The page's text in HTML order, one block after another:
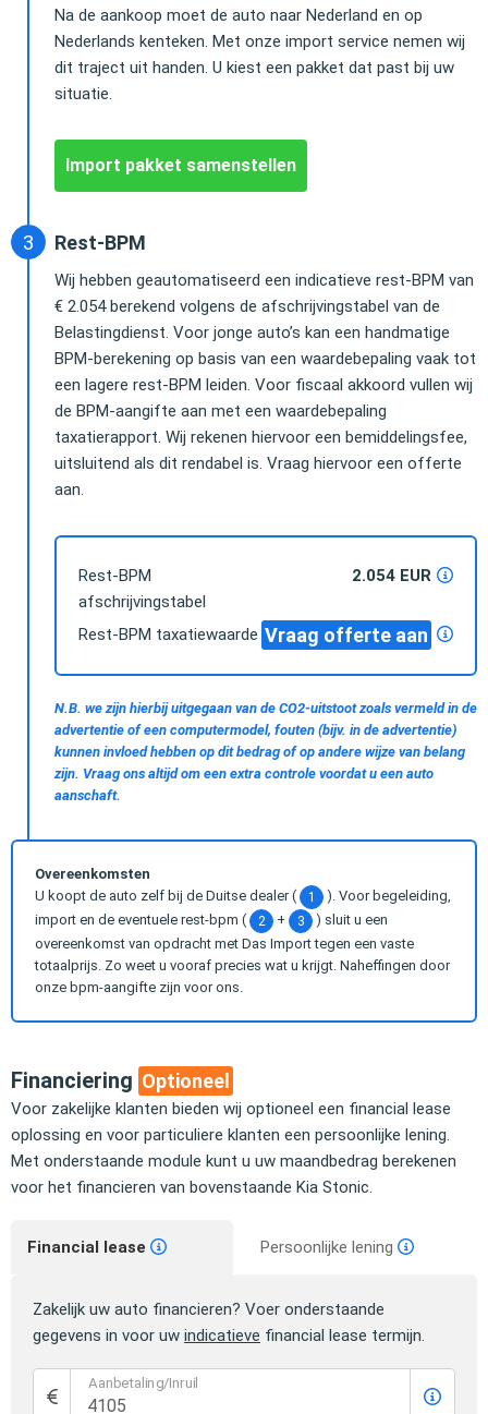
Na de aankoop moet de auto naar Nederland en op
Nederlands kenteken. Met onze import service nemen wij
dit traject uit handen. U kiest een pakket dat past bij uw
situatie.
Import pakket samenstellen
Rest-BPM
Wij hebben geautomatiseerd een indicatieve rest-BPM van
€ 2.054 berekend volgens de afschrijvingstabel van de
Belastingdienst. Voor jonge auto’s kan een handmatige
BPM-berekening op basis van een waardebepaling vaak tot
een lagere rest-BPM leiden. Voor fiscaal akkoord vullen wij
de BPM-aangifte aan met een waardebepaling
taxatierapport. Wij rekenen hiervoor een bemiddelingsfee,
uitsluitend als dit rendabel is. Vraag hiervoor een offerte
aan.
Rest-BPM
afschrijvingstabel
2.054 EUR
Rest-BPM taxatiewaarde Vraag offerte aan
N.B. we zijn hierbij uitgegaan van de CO2-uitstoot zoals vermeld in de
advertentie of een computermodel, fouten (bijv. in de advertentie)
kunnen invloed hebben op dit bedrag of op andere wijze van belang
zijn. Vraag ons altijd om een extra controle voordat u een auto
aanschaft.
Overeenkomsten
U koopt de auto zelf bij de Duitse dealer (
1
). Voor begeleiding,
import en de eventuele rest-bpm (
2 + 3
) sluit u een
overeenkomst van opdracht met Das Import tegen een vaste
totaalprijs. Zo weet u vooraf precies wat u krijgt. Naheffingen door
onze bpm-aangifte zijn voor ons.
Financiering Optioneel
Voor zakelijke klanten bieden wij optioneel een financial lease
oplossing en voor particuliere klanten een persoonlijke lening.
Met onderstaande module kunt u uw maandbedrag berekenen
voor het financieren van bovenstaande Kia Stonic.
Financial lease Persoonlijke lening
Zakelijk uw auto financieren? Voer onderstaande
gegevens in voor uw indicatieve financial lease termijn.
Aanbetaling/Inruil